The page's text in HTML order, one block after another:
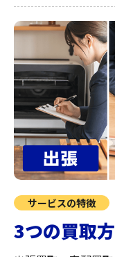
サービスの特徴
3つの買取